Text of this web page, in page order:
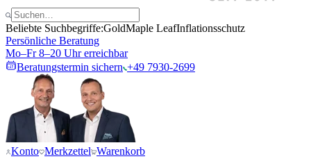
Beliebte Suchbegriffe:GoldMaple LeafInflationsschutz
Persönliche Beratung
Mo–Fr 8–20 Uhr erreichbar
Beratungstermin sichern +49 7930-2699
Konto Merkzettel Warenkorb